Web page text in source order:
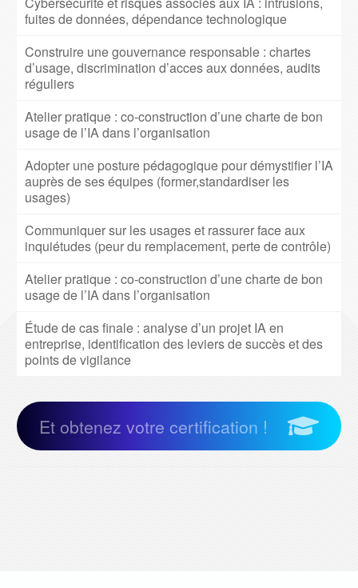
fuites de données, dépendance technologique
Construire une gouvernance responsable : chartes
d’usage, discrimination d’acces aux données, audits
réguliers
Atelier pratique : co-construction d’une charte de bon
usage de l’IA dans l’organisation
Adopter une posture pédagogique pour démystifier l’IA
auprès de ses équipes (former,standardiser les
usages)
Communiquer sur les usages et rassurer face aux
inquiétudes (peur du remplacement, perte de contrôle)
Atelier pratique : co-construction d’une charte de bon
usage de l’IA dans l’organisation
Étude de cas finale : analyse d’un projet IA en
entreprise, identification des leviers de succès et des
points de vigilance
Et obtenez votre certification !